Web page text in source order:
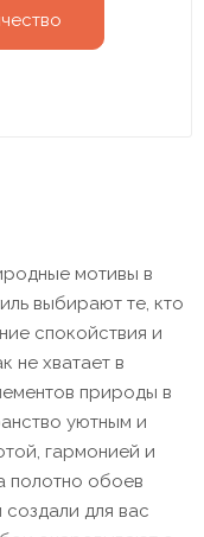
мотивы в
выбирают те, кто
спокойствия и
не хватает в
природы в
уютным и
гармонией и
полотно обоев
для вас